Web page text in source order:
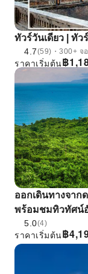
ทัวร์วันเดียว | ทัว
4.7(59)・300+ จ
฿
ราคาเริ่มต้น
ออกเดินทางจาก
พร้อมชมทิวทัศน์อั
โค และช่องเขา
แบบเว้และกาแฟ
5.0(4)
฿
ราคาเริ่มต้น